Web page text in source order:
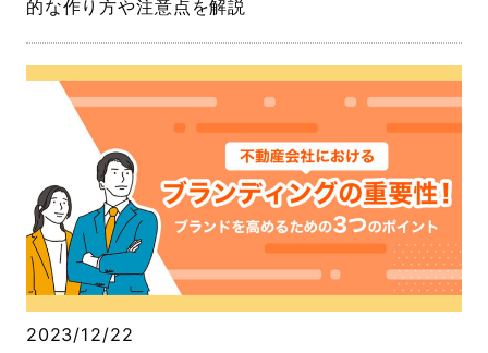
的な作り方や注意点を解説
2023/12/22